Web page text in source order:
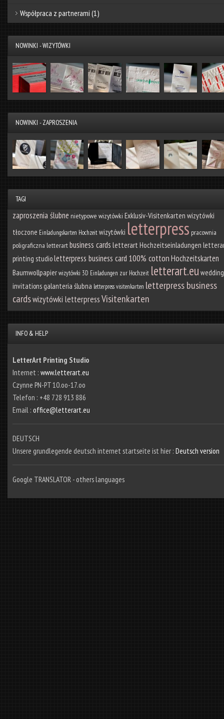
Współpraca z partnerami (1)
NOWINKI - WIZYTÓWKI
NOWINKI - ZAPROSZENIA
TAGI
zaproszenia ślubne nietypowe wizytówki Exklusiv-Visitenkarten wizytówki
tłoczone Einladungskarten Hochzeitwizytówki letterpress pracownia
poligraficzna letterartbusiness cards letterart Hochzeitseinladungen
printing studioletterpress business card 100% cottonHochzeitskarten
Baumwollpapierwizytówki 3D Einladungen zur Hochzeit letterart.eu wedding
invitations galanteria ślubna letterpress visitenkarten letterpress business
cardswizytówki letterpressVisitenkarten
INFO & HELP
LetterArt Printing Studio
Internet : www.letterart.eu
Czynne PN-PT 10.oo-17.oo
Telefon : +48 728 913 886
Email : office@letterart.eu
DEUTSCH
Unsere grundlegende deutsch internet startseite ist hier : Deutsch version
Google TRANSLATOR - others languages